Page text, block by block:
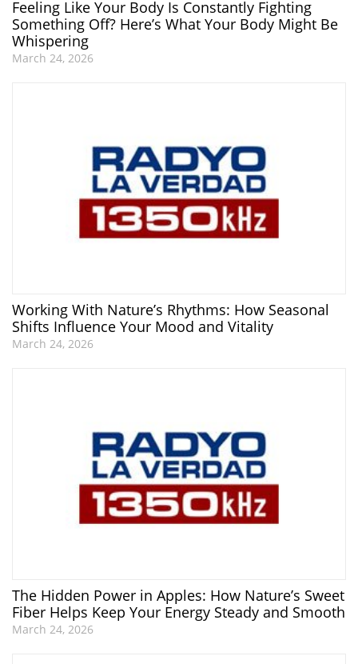
Feeling Like Your Body Is Constantly Fighting
Something Off? Here’s What Your Body Might Be
Whispering
March 24, 2026
Working With Nature’s Rhythms: How Seasonal
Shifts Influence Your Mood and Vitality
March 24, 2026
The Hidden Power in Apples: How Nature’s Sweet
Fiber Helps Keep Your Energy Steady and Smooth
March 24, 2026